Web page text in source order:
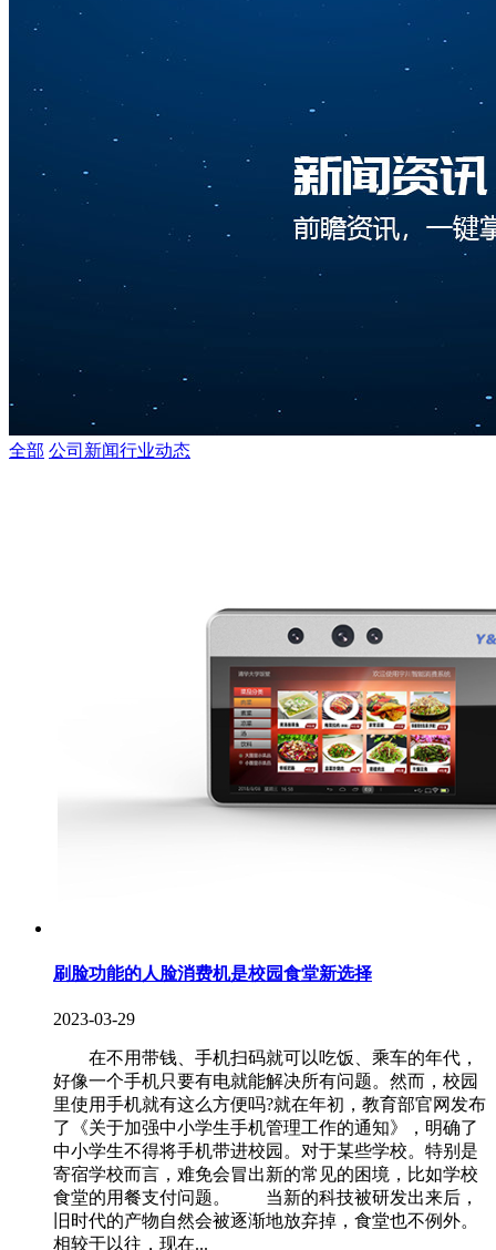
全部 公司新闻行业动态
刷脸功能的人脸消费机是校园食堂新选择
2023-03-29
在不用带钱、手机扫码就可以吃饭、乘车的年代，
好像一个手机只要有电就能解决所有问题。然而，校园
里使用手机就有这么方便吗?就在年初，教育部官网发布
了《关于加强中小学生手机管理工作的通知》，明确了
中小学生不得将手机带进校园。对于某些学校。特别是
寄宿学校而言，难免会冒出新的常见的困境，比如学校
食堂的用餐支付问题。 当新的科技被研发出来后，
旧时代的产物自然会被逐渐地放弃掉，食堂也不例外。
相较于以往，现在...